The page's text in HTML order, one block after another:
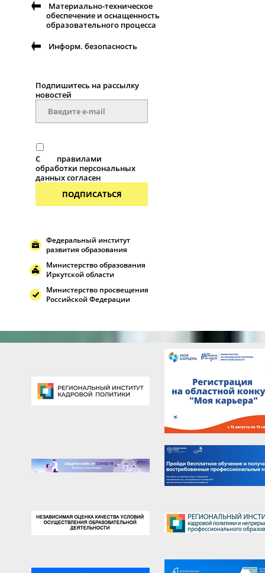
Материально-техническое
обеспечение и оснащенность
образовательного процесса
Информ. безопасность
Подпишитесь на рассылку
новоcтей
С
правилами
обработки персональных
данных согласен
ПОДПИСАТЬСЯ
Федеральный институт
развития образования
Министерство образования
Иркутской области
Министерство просвещения
Российской Федерации